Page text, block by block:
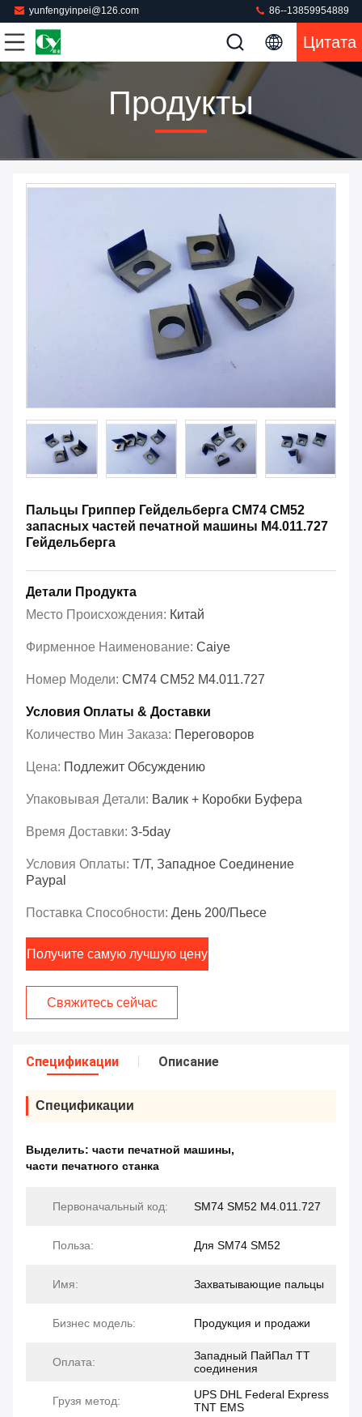
yunfengyinpei@126.com 86--13859954889
Цитата
Продукты
Пальцы Гриппер Гейдельберга СМ74 СМ52
запасных частей печатной машины М4.011.727
Гейдельберга
Детали Продукта
Место Происхождения: Китай
Фирменное Наименование: Caiye
Номер Модели: СМ74 СМ52 М4.011.727
Условия Оплаты & Доставки
Количество Мин Заказа: Переговоров
Цена: Подлежит Обсуждению
Упаковывая Детали: Валик + Коробки Буфера
Время Доставки: 3-5day
Условия Оплаты: T/T, Западное Соединение
Paypal
Поставка Способности: День 200/пьесе
Получите самую лучшую цену
Свяжитесь сейчас
Спецификации Описание
Спецификации
Выделить: части печатной машины,
части печатного станка
Первоначальный код: SM74 SM52 M4.011.727
Польза: Для SM74 SM52
Имя: Захватывающие пальцы
Бизнес модель: Продукция и продажи
Оплата:
Западный ПайПал ТТ
соединения
Грузя метод:
UPS DHL Federal Express
TNT EMS